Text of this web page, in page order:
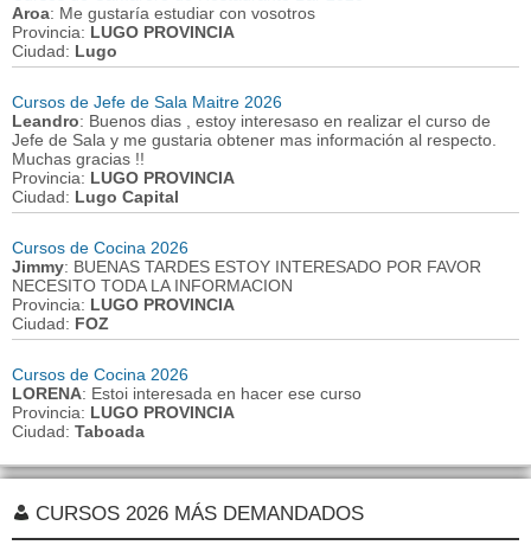
Aroa: Me gustaría estudiar con vosotros
Provincia: LUGO PROVINCIA
Ciudad: Lugo
Cursos de Jefe de Sala Maitre 2026
Leandro: Buenos dias , estoy interesaso en realizar el curso de
Jefe de Sala y me gustaria obtener mas información al respecto.
Muchas gracias !!
Provincia: LUGO PROVINCIA
Ciudad: Lugo Capital
Cursos de Cocina 2026
Jimmy: BUENAS TARDES ESTOY INTERESADO POR FAVOR
NECESITO TODA LA INFORMACION
Provincia: LUGO PROVINCIA
Ciudad: FOZ
Cursos de Cocina 2026
LORENA: Estoi interesada en hacer ese curso
Provincia: LUGO PROVINCIA
Ciudad: Taboada
CURSOS 2026 MÁS DEMANDADOS